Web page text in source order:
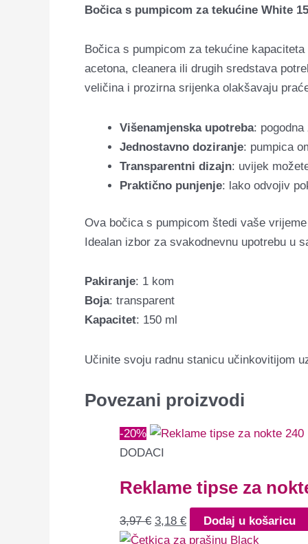
Bočica s pumpicom za tekućine White
Bočica s pumpicom za tekućine
acetona, cleanera ili drugih sredstava
veličina i prozirna srijenka olakšavaju
Višenamjenska upotreba:
Jednostavno doziranje: pumpica
Transparentni dizajn: uvijek
Praktično punjenje: lako odvojiv
Ova bočica s pumpicom štedi vaše
Idealan izbor za svakodnevnu upotrebu u
Pakiranje: 1 kom
Boja: transparent
Kapacitet: 150 ml
Učinite svoju radnu stanicu učinkovitijom
Povezani proizvodi
-20%
DODACI
Reklame tipse za
3,97€ 3,18 € Dodaj u košaricu